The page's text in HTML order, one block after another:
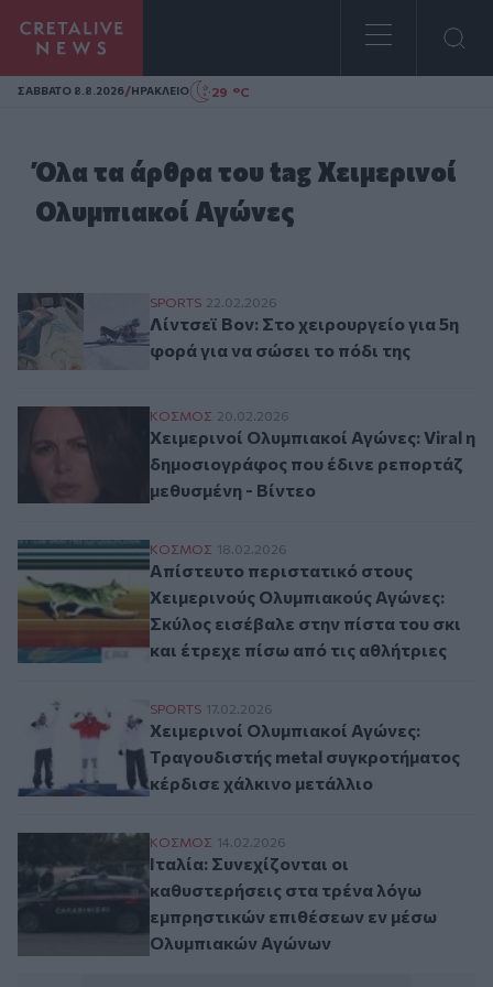
Homepage
ΣAΒΒΑΤΟ 8.8.2026/ΗΡΑΚΛΕΙΟ 29 °C
Όλα τα άρθρα του tag Χειμερινοί
Ολυμπιακοί Αγώνες
Λίντσεϊ Βον: Στο χειρουργείο για 5η
SPORTS 22.02.2026
Λίντσεϊ Βον: Στο χειρουργείο για 5η
φορά για να σώσει το πόδι της
Χειμερινοί Ολυμπιακοί Αγώνες: Viral η
ΚΟΣΜΟΣ 20.02.2026
Χειμερινοί Ολυμπιακοί Αγώνες: Viral η
δημοσιογράφος που έδινε ρεπορτάζ
μεθυσμένη - Βίντεο
Απίστευτο περιστατικό στους
ΚΟΣΜΟΣ 18.02.2026
Απίστευτο περιστατικό στους
Χειμερινούς Ολυμπιακούς Αγώνες:
Σκύλος εισέβαλε στην πίστα του σκι
και έτρεχε πίσω από τις αθλήτριες
Χειμερινοί Ολυμπιακοί Αγώνες:
SPORTS 17.02.2026
Χειμερινοί Ολυμπιακοί Αγώνες:
Τραγουδιστής metal συγκροτήματος
κέρδισε χάλκινο μετάλλιο
Ιταλία: Συνεχίζονται οι
ΚΟΣΜΟΣ 14.02.2026
Ιταλία: Συνεχίζονται οι
καθυστερήσεις στα τρένα λόγω
εμπρηστικών επιθέσεων εν μέσω
Ολυμπιακών Αγώνων